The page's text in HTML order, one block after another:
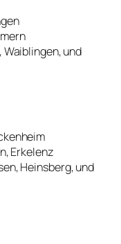
und
Erkelenz
Heinsberg, und